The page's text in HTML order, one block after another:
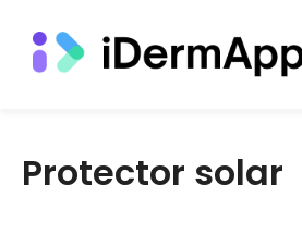
contenido
Protector solar